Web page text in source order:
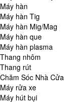
Máy hàn
Máy hàn Tig
Máy hàn Mig/Mag
Máy hàn que
Máy hàn plasma
Thang nhôm
Thang rút
Chăm Sóc Nhà Cửa
Máy rửa xe
Máy hút bụi